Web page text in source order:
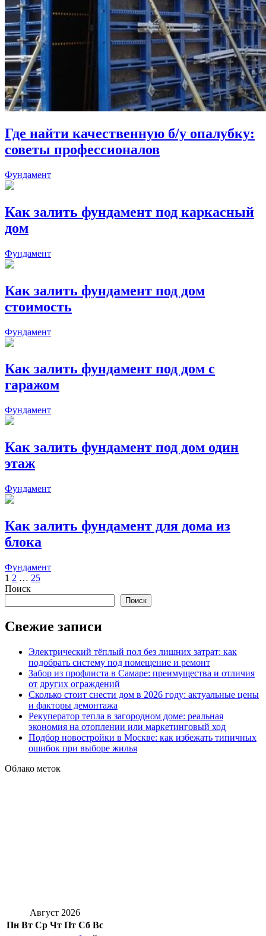
Где найти качественную б/у опалубку:
советы профессионалов
Фундамент
Как залить фундамент под каркасный
дом
Фундамент
Как залить фундамент под дом
стоимость
Фундамент
Как залить фундамент под дом с
гаражом
Фундамент
Как залить фундамент под дом один
этаж
Фундамент
Как залить фундамент для дома из
блока
Фундамент
Пагинация
записей
1 2 … 25
Поиск
Поиск
Свежие записи
Электрический тёплый пол без лишних затрат: как
подобрать систему под помещение и ремонт
Забор из профлиста в Самаре: преимущества и отличия
от других ограждений
Сколько стоит снести дом в 2026 году: актуальные цены
и факторы демонтажа
Рекуператор тепла в загородном доме: реальная
экономия на отоплении или маркетинговый ход
Подбор новостройки в Москве: как избежать типичных
ошибок при выборе жилья
Облако меток
Август 2026
Пн Вт Ср Чт Пт Сб Вс